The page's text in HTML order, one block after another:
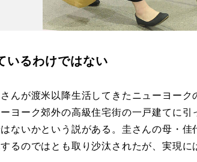
いるわけではない
んが渡米以降生活してきたニューヨーク
ヨーク郊外の高級住宅街の一戸建てに
ないかという説がある。圭さんの母・
るのではとも取り沙汰されたが、実現に